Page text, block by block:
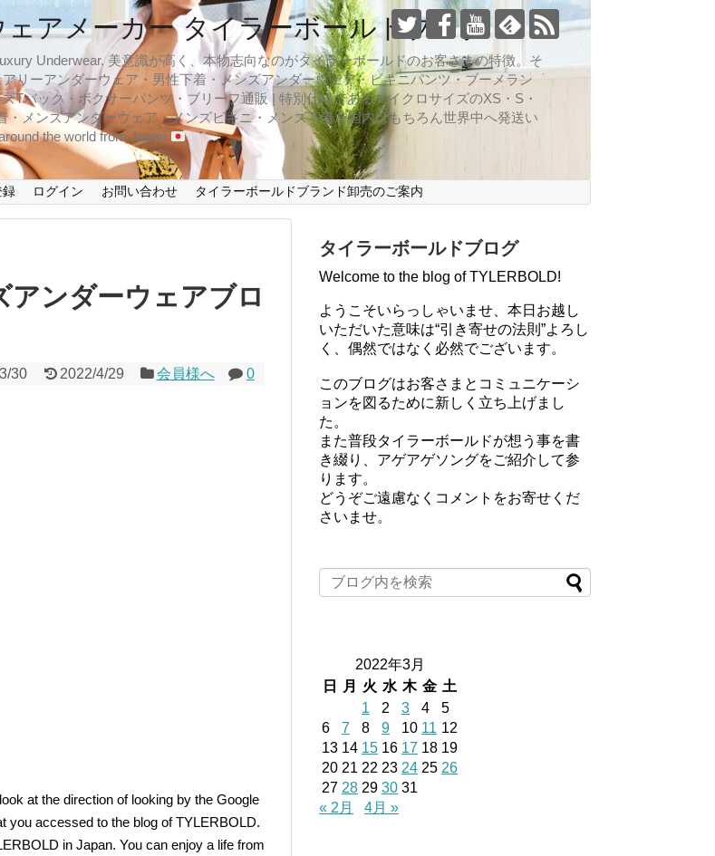
アメーカー タイラーボールドブログ
Underwear. 美意識が高く、本物志向なのがタイラーボールドのお客さまの特徴。そ
リーアンダーウェア・男性下着・メンズアンダーウェア・ビキニパンツ・ブーメラン
Tバック・ボクサーパンツ・ブリーフ通販 | 特別仕様であるマイクロサイズのXS・S・
メンズアンダーウェア・メンズビキニ・メンズ下着を国内はもちろん世界中へ発送い
the world from Japan
録 ログイン お問い合わせ タイラーボールドブランド卸売のご案内
アンダーウェアブロ
30 2022/4/29 会員様へ 0
at the direction of looking by the Google
you accessed to the blog of TYLERBOLD.
in Japan. You can enjoy a life from
タイラーボールドブログ
Welcome to the blog of TYLERBOLD!
ようこそいらっしゃいませ、本日お越し
いただいた意味は“引き寄せの法則”よろし
く、偶然ではなく必然でございます。
このブログはお客さまとコミュニケーシ
ョンを図るために新しく立ち上げまし
た。
また普段タイラーボールドが想う事を書
き綴り、アゲアゲソングをご紹介して参
ります。
どうぞご遠慮なくコメントをお寄せくだ
さいませ。
2022年3月
日
月 火 水 木 金 土
1
2 3 4
5
6
7 8 9 10 11 12
13 14 15 16 17 18 19
20 21 22 23 24 25 26
27 28 29 30 31
« 2月
4月 »